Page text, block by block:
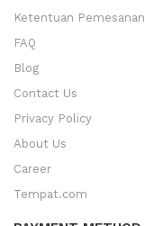
Ketentuan Pemesanan
FAQ
Blog
Contact Us
Privacy Policy
About Us
Career
Tempat.com